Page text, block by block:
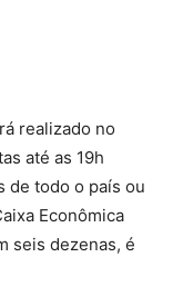
realizado no
até as 19h
de todo o país ou
Econômica
seis dezenas, é